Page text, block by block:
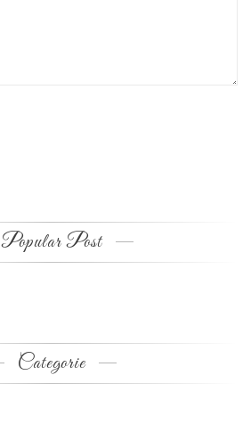
Popular Post
Categorie